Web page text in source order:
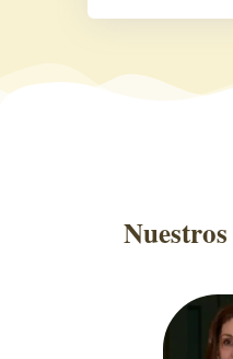
Nuestros